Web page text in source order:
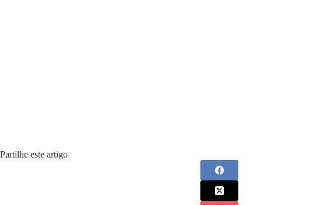
Partilhe este artigo